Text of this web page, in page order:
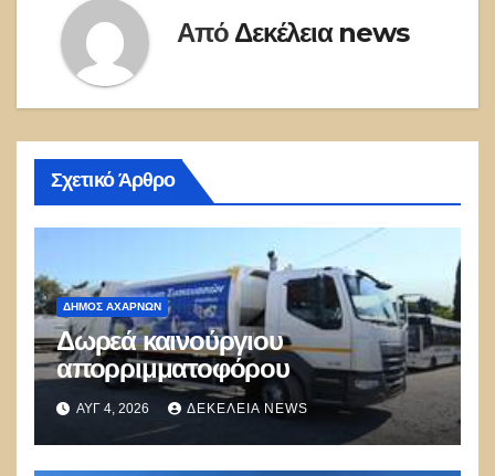
Από Δεκέλεια news
Σχετικό Άρθρο
ΔΉΜΟΣ ΑΧΑΡΝΏΝ
Δωρεά καινούργιου
απορριμματοφόρου
ΑΥΓ 4, 2026 ΔΕΚΈΛΕΙΑ NEWS